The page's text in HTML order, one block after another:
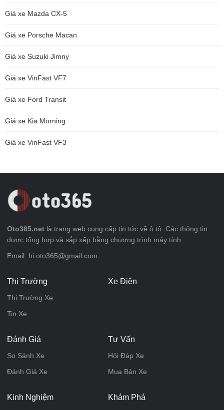
Giá xe Mazda CX-5
Giá xe Porsche Macan
Giá xe Suzuki Jimny
Giá xe VinFast VF7
Giá xe Ford Transit
Giá xe Kia Morning
Giá xe VinFast VF3
Oto365.net là trang web cung cấp tin tức về ô tô. Các thông tin
được tổng hợp và sắp xếp bằng chương trình máy tính
Email: hi.oto365@gmail.com
Thị Trường
Thị Trường Xe
Tin Xe
Xe Điện
Đánh Giá
So Sánh Xe
Đánh Giá Xe
Tư Vấn
Hỏi Đáp Xe
Mua Bán Xe
Kinh Nghiệm Khám Phá